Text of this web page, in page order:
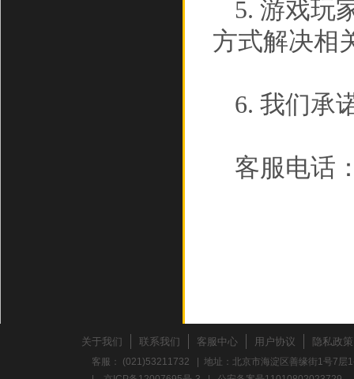
5. 游戏玩
方式解决相
6. 我们承
客服电话
关于我们 联系我们 客服中心 用户协议 隐私政策
客服： (021)53211732 | 地址：北京市海淀区善缘街1号7